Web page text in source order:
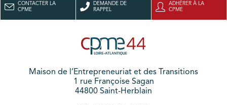
CONTACTER LA
CPME
DEMANDE DE
RAPPEL
ADHÉRER À LA
CPME
Maison de l’Entrepreneuriat et des Transitions
1 rue Françoise Sagan
44800 Saint-Herblain